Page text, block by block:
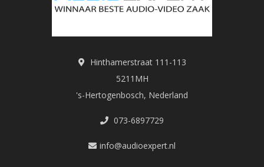
Hinthamerstraat 111-113
5211MH
's-Hertogenbosch, Nederland
073-6897729
info@audioexpert.nl